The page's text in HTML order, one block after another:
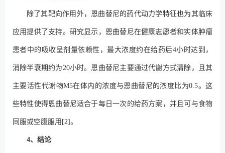
除了其靶向作用外，恩曲替尼的药代动力学特征也为其临床
应用提供了支持。研究显示，恩曲替尼在健康志愿者和实体肿瘤
患者中的吸收呈剂量依赖性，最大浓度约在给药后4小时达到，
消除半衰期约为20小时。恩曲替尼主要通过代谢方式清除，且其
主要活性代谢物M5在体内的浓度与恩曲替尼的浓度比为0.5。这
些特性使得恩曲替尼适合于每日一次的给药方案，并且可与食物
同服或空腹服用[2]。
4、结论